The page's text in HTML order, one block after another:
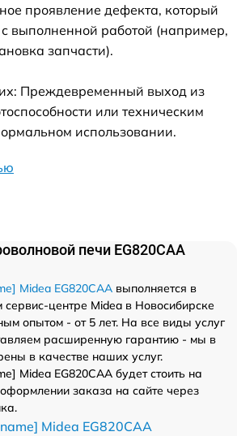
проявление дефекта, который
выполненной работой (например,
запчасти).
Преждевременный выход из
или техническим
использовании.
печи EG820CAA
Midea EG820CAA выполняется в
центре Midea в Новосибирске
опытом - от 5 лет. На все виды услуг
расширенную гарантию - мы в
в качестве наших услуг.
Midea EG820CAA будет стоить на
заказа на сайте через
Midea EG820CAA